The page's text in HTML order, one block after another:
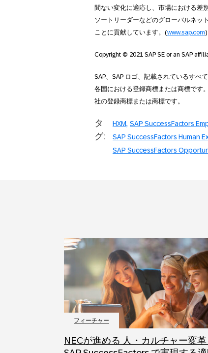
間ない変化に適応し、市場における差
ソートリーダーなどのグローバルネッ
ことに貢献しています。(www.sap.com)
Copyright © 2021 SAP SE or an SAP
SAP、SAP ロゴ、記載されているすべ
各国における登録商標または商標です
社の登録商標または商標です。
タ
グ:
HXM SAP SuccessFactors
SAP SuccessFactors Human
SAP SuccessFactors
フィーチャー
NECが進める 人・カルチャー変